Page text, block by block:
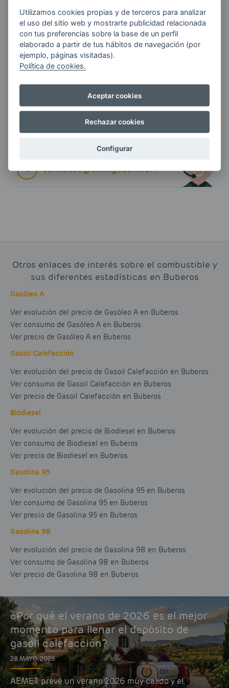
Quiero recibir las últimas novedades de AVIA
ENERGIAS por cualquier medio, incluido
Si tienes alguna duda durante el
pedido escríbenos a:
contacto@clickgasoil.com
Otros enlaces de interés sobre el combustible y
sus diferentes estadísticas en Buberos
Gasóleo A
Ver evolución del precio de Gasóleo A en Buberos
Ver consumo de Gasóleo A en Buberos
Ver precio de Gasóleo A en Buberos
Gasoil Calefacción
Ver evolución del precio de Gasoil Calefacción en Buberos
Ver consumo de Gasoil Calefacción en Buberos
Ver precio de Gasoil Calefacción en Buberos
Biodiesel
Ver evolución del precio de Biodiesel en Buberos
Ver consumo de Biodiesel en Buberos
Ver precio de Biodiesel en Buberos
Gasolina 95
Ver evolución del precio de Gasolina 95 en Buberos
Ver consumo de Gasolina 95 en Buberos
Ver precio de Gasolina 95 en Buberos
Gasolina 98
Ver evolución del precio de Gasolina 98 en Buberos
Ver consumo de Gasolina 98 en Buberos
Ver precio de Gasolina 98 en Buberos
¿Por qué el verano de 2026 es el mejor
momento para llenar el depósito de
gasoil calefacción?
28 MAYO, 2026
AEMET prevé un verano 2026 muy cálido y el
Utilizamos cookies propias y de terceros para analizar
el uso del sitio web y mostrarte publicidad relacionada
con tus preferencias sobre la base de un perfil
elaborado a partir de tus hábitos de navegación (por
ejemplo, páginas visitadas).
Política de cookies.
Aceptar cookies
Rechazar cookies
Configurar